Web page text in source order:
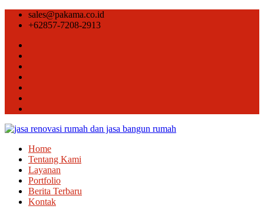
sales@pakama.co.id
+62857-7208-2913
Home
Tentang Kami
Layanan
Portfolio
Berita Terbaru
Kontak